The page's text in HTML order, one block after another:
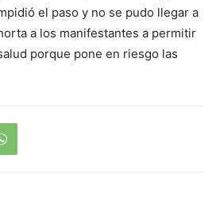
el paso y no se pudo llegar a
a los manifestantes a permitir
porque pone en riesgo las